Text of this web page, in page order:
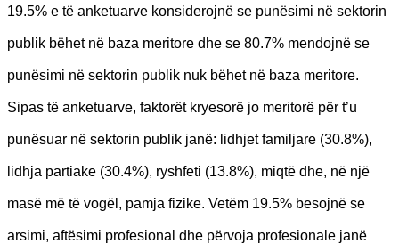
19.5% e të anketuarve konsiderojnë se punësimi në sektorin
publik bëhet në baza meritore dhe se 80.7% mendojnë se
punësimi në sektorin publik nuk bëhet në baza meritore.
Sipas të anketuarve, faktorët kryesorë jo meritorë për t’u
punësuar në sektorin publik janë: lidhjet familjare (30.8%),
lidhja partiake (30.4%), ryshfeti (13.8%), miqtë dhe, në një
masë më të vogël, pamja fizike. Vetëm 19.5% besojnë se
arsimi, aftësimi profesional dhe përvoja profesionale janë